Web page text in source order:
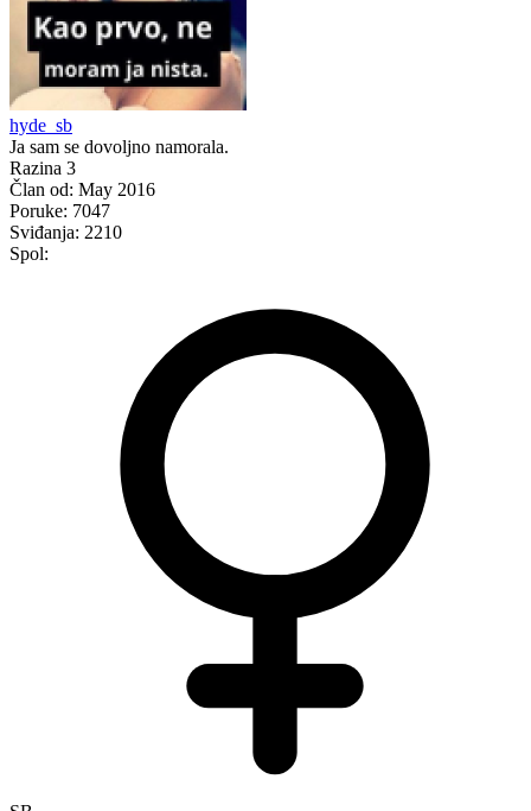
hyde_sb
Ja sam se dovoljno namorala.
Razina 3
Član od: May 2016
Poruke: 7047
Sviđanja: 2210
Spol: